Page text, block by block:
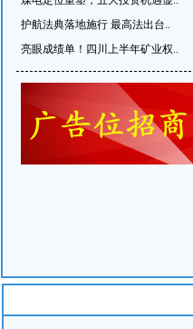
护航法典落地施行 最高法出台..
亮眼成绩单！四川上半年矿业权..